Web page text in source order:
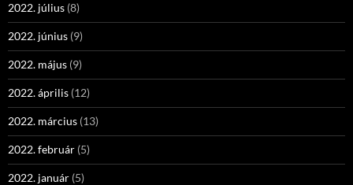
2022. július (8)
2022. június (9)
2022. május (9)
2022. április (12)
2022. március (13)
2022. február (5)
2022. január (5)